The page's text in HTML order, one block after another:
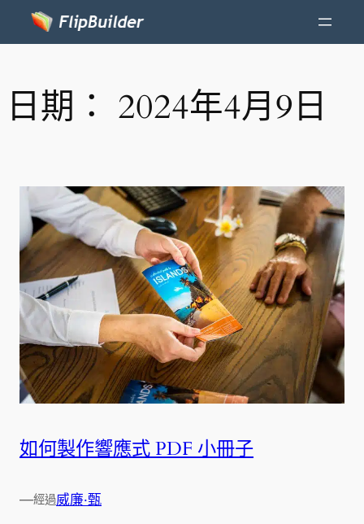
日期： 2024年4月9日
如何製作響應式 PDF 小冊子
—經過威廉·甄